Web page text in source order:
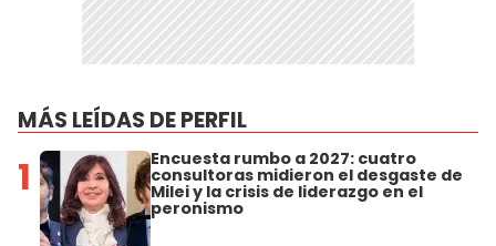
MÁS LEÍDAS DE PERFIL
1 Encuesta rumbo a 2027: cuatro
consultoras midieron el desgaste de
Milei y la crisis de liderazgo en el
peronismo